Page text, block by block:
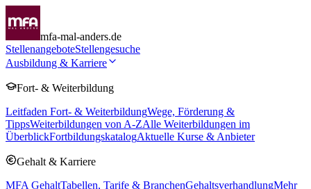
mfa-mal-anders.de
StellenangeboteStellengesuche
Ausbildung & Karriere
Fort- & Weiterbildung
Leitfaden Fort- & WeiterbildungWege, Förderung &
TippsWeiterbildungen von A-ZAlle Weiterbildungen im
ÜberblickFortbildungskatalogAktuelle Kurse & Anbieter
Gehalt & Karriere
MFA GehaltTabellen, Tarife & BranchenGehaltsverhandlungMehr